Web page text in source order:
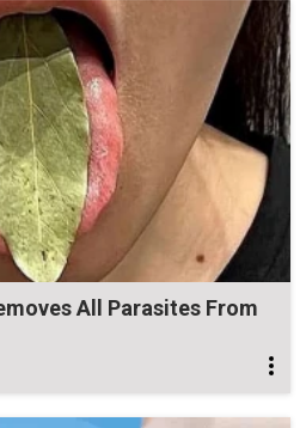
All Parasites From